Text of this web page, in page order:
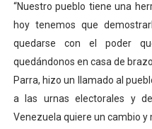
“Nuestro pueblo tiene una
hoy tenemos que
quedarse con el poder
quedándonos en casa de
Parra, hizo un llamado al
a las urnas electorales y
Venezuela quiere un cambio y